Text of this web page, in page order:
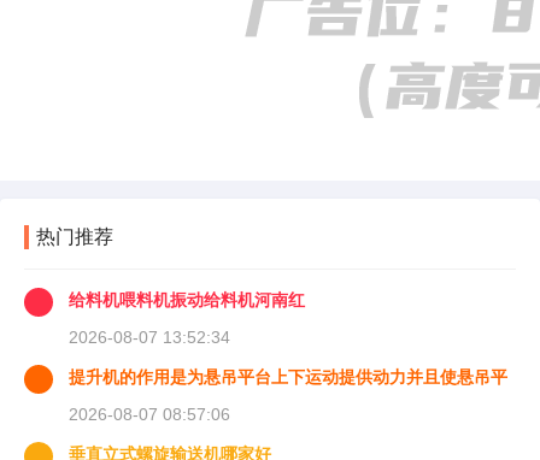
热门推荐
给料机喂料机振动给料机河南红
2026-08-07 13:52:34
提升机的作用是为悬吊平台上下运动提供动力并且使悬吊平
2026-08-07 08:57:06
垂直立式螺旋输送机哪家好